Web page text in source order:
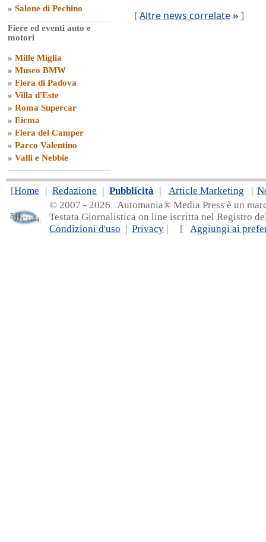
» Salone di Pechino
Fiere ed eventi auto e
motori
» Mille Miglia
» Museo BMW
» Fiera di Padova
» Villa d'Este
» Roma Supercar
» Eicma
» Fiera del Camper
» Parco Valentino
» Valli e Nebbie
[Altre news correlate » ]
[Home | Redazione | Pubblicità | Article Marketing |
© 2007 - 2026 Automania® Media Press è un
Testata Giornalistica on line iscritta nel Registro
Condizioni d'uso | Privacy | [ Aggiungi ai